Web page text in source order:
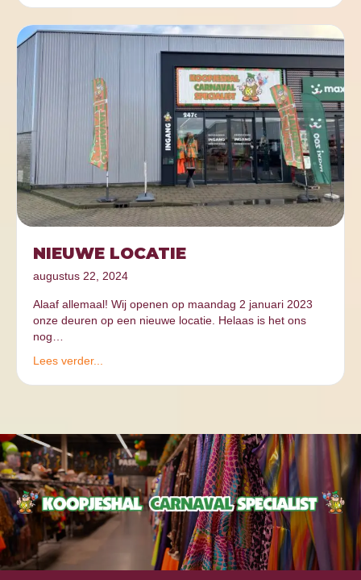
NIEUWE LOCATIE
augustus 22, 2024
Alaaf allemaal! Wij openen op maandag 2 januari 2023
onze deuren op een nieuwe locatie. Helaas is het ons
nog…
Lees verder...